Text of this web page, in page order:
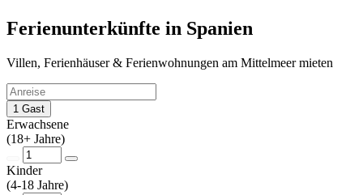
Ferienunterkünfte in Spanien
Villen, Ferienhäuser & Ferienwohnungen am Mittelmeer mieten
1 Gast
Erwachsene
(18+ Jahre)
Kinder
(4-18 Jahre)